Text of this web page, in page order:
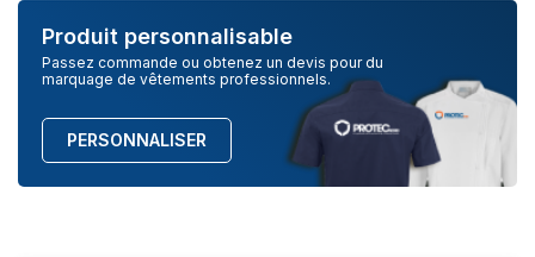
Produit personnalisable
Passez commande ou obtenez un devis pour du
marquage de vêtements professionnels.
PERSONNALISER